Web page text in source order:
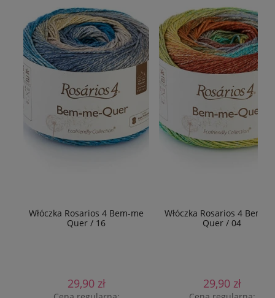
Włóczka Rosarios 4 Bem-me
Quer / 16
29,90 zł
Włóczka Rosarios 4 Bem-
Quer / 04
29,90 zł